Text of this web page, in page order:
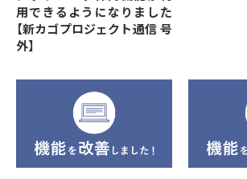
用できるようになりました
【新カゴプロジェクト通信 号
外】